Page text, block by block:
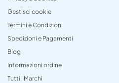
Gestisci cookie
Termini e Condizioni
Spedizioni e Pagamenti
Blog
Informazioni ordine
Tutti i Marchi